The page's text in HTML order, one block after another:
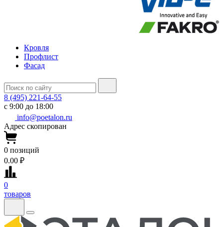
Кровля
Профлист
Фасад
8 (495) 221-64-55
с 9:00 до 18:00
info@poetalon.ru
Адрес скопирован
0 позиций
0.00 ₽
0
товаров